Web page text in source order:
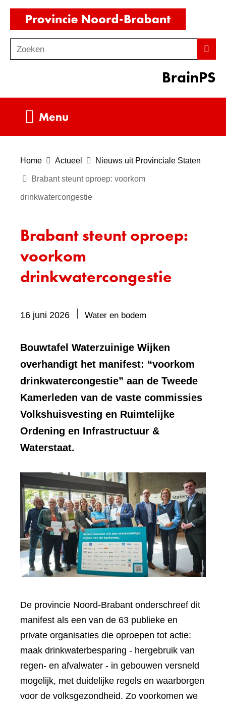
Ga
de
inhoud
o
Zoeken
BrainPS
Menu
Home Actueel Nieuws uit Provinciale Staten
Brabant steunt oproep: voorkom
drinkwatercongestie
Brabant steunt oproep:
voorkom
drinkwatercongestie
16 juni 2026 Water en bodem
element:
Foto
Bouwtafel Waterzuinige Wijken
overhandigt het manifest: “voorkom
drinkwatercongestie” aan de Tweede
Kamerleden van de vaste commissies
Volkshuisvesting en Ruimtelijke
Ordening en Infrastructuur &
Waterstaat.
De provincie Noord-Brabant onderschreef dit
manifest als een van de 63 publieke en
private organisaties die oproepen tot actie:
maak drinkwaterbesparing - hergebruik van
regen- en afvalwater - in gebouwen versneld
mogelijk, met duidelijke regels en waarborgen
voor de volksgezondheid. Zo voorkomen we